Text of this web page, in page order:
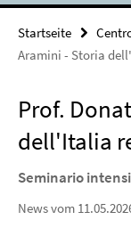
Startseite
Aramini - Storia
Prof.
dell'Italia
Seminario
News vom